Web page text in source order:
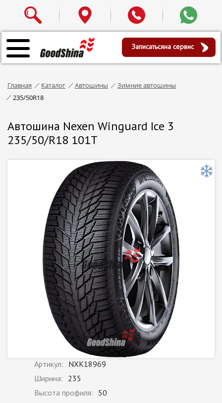
Записатьсяна сервис
Главная Каталог Автошины
Зимние автошины
235/50R18
Автошина Nexen Winguard Ice 3
235/50/R18 101T
Артикул: NXK18969
Ширина: 235
Высота профиля: 50